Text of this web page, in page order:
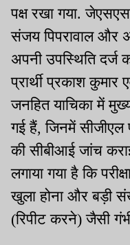
पक्ष रखा गया.
संजय पिपरावाल और
अपनी उपस्थिति दर्ज
प्रार्थी प्रकाश
जनहित याचिका में
गई हैं, जिनमें सीजीएल
की सीबीआई जांच
लगाया गया है कि
खुला होना और बड़ी
(रिपीट करने) जैसी